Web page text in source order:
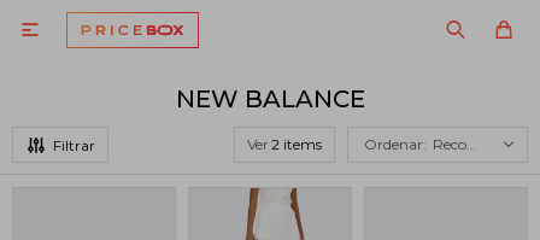

NEW BALANCE
Ver Recomendados